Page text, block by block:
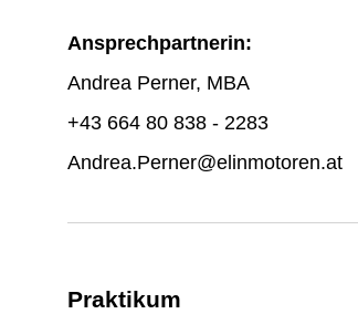
Ansprechpartnerin:
Andrea Perner, MBA
+43 664 80 838 - 2283
Andrea.Perner@elinmotoren.at
Praktikum